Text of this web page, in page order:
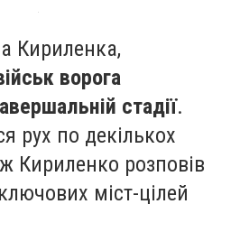
Кириленка,
ворога
стадії.
рух по декількох
Кириленко розповів
міст-цілей